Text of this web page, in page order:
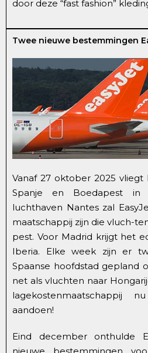
door deze “fast fashion”
Twee nieuwe bestemmingen
Vanaf 27 oktober 2025 vliegt
Spanje en Boedapest in
luchthaven Nantes zal
maatschappij zijn die vluch-
pest. Voor Madrid krijgt het
Iberia. Elke week zijn er
Spaanse hoofdstad gepland
net als vluchten naar
lagekostenmaatschappij
aandoen!
Eind december onthulde